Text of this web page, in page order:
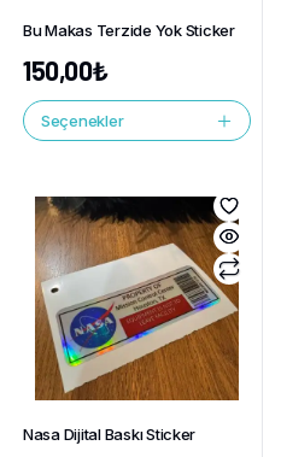
Bu Makas Terzide Yok Sticker
150,00₺
Seçenekler
Nasa Dijital Baskı Sticker